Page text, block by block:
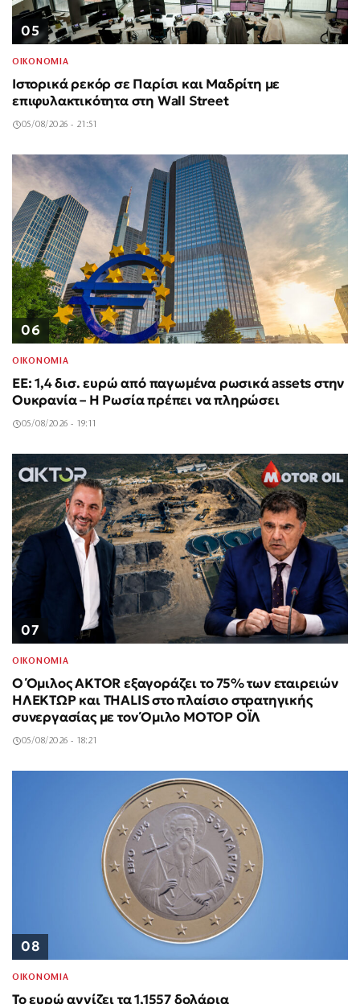
05
ΟΙΚΟΝΟΜΙΑ
Ιστορικά ρεκόρ σε Παρίσι και Μαδρίτη με
επιφυλακτικότητα στη Wall Street
05/08/2026 - 21:51
06
ΟΙΚΟΝΟΜΙΑ
ΕΕ: 1,4 δισ. ευρώ από παγωμένα ρωσικά assets στην
Ουκρανία – Η Ρωσία πρέπει να πληρώσει
05/08/2026 - 19:11
07
ΟΙΚΟΝΟΜΙΑ
Ο Όμιλος AKTOR εξαγοράζει το 75% των εταιρειών
ΗΛΕΚΤΩΡ και THALIS στο πλαίσιο στρατηγικής
συνεργασίας με τον Όμιλο ΜΟΤΟΡ ΟΪΛ
05/08/2026 - 18:21
08
ΟΙΚΟΝΟΜΙΑ
Το ευρώ αγγίζει τα 1,1557 δολάρια